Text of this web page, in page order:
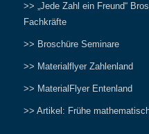
>> „Jede Zahl ein Freund“
Fachkräfte
>> Broschüre Seminare
>> Materialflyer Zahlenland
>> MaterialFlyer Entenland
>> Artikel: Frühe